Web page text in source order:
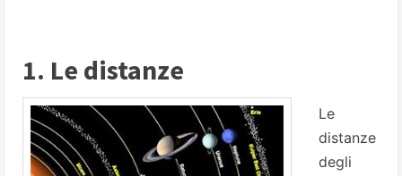
1. Le distanze
Le
distanze
degli